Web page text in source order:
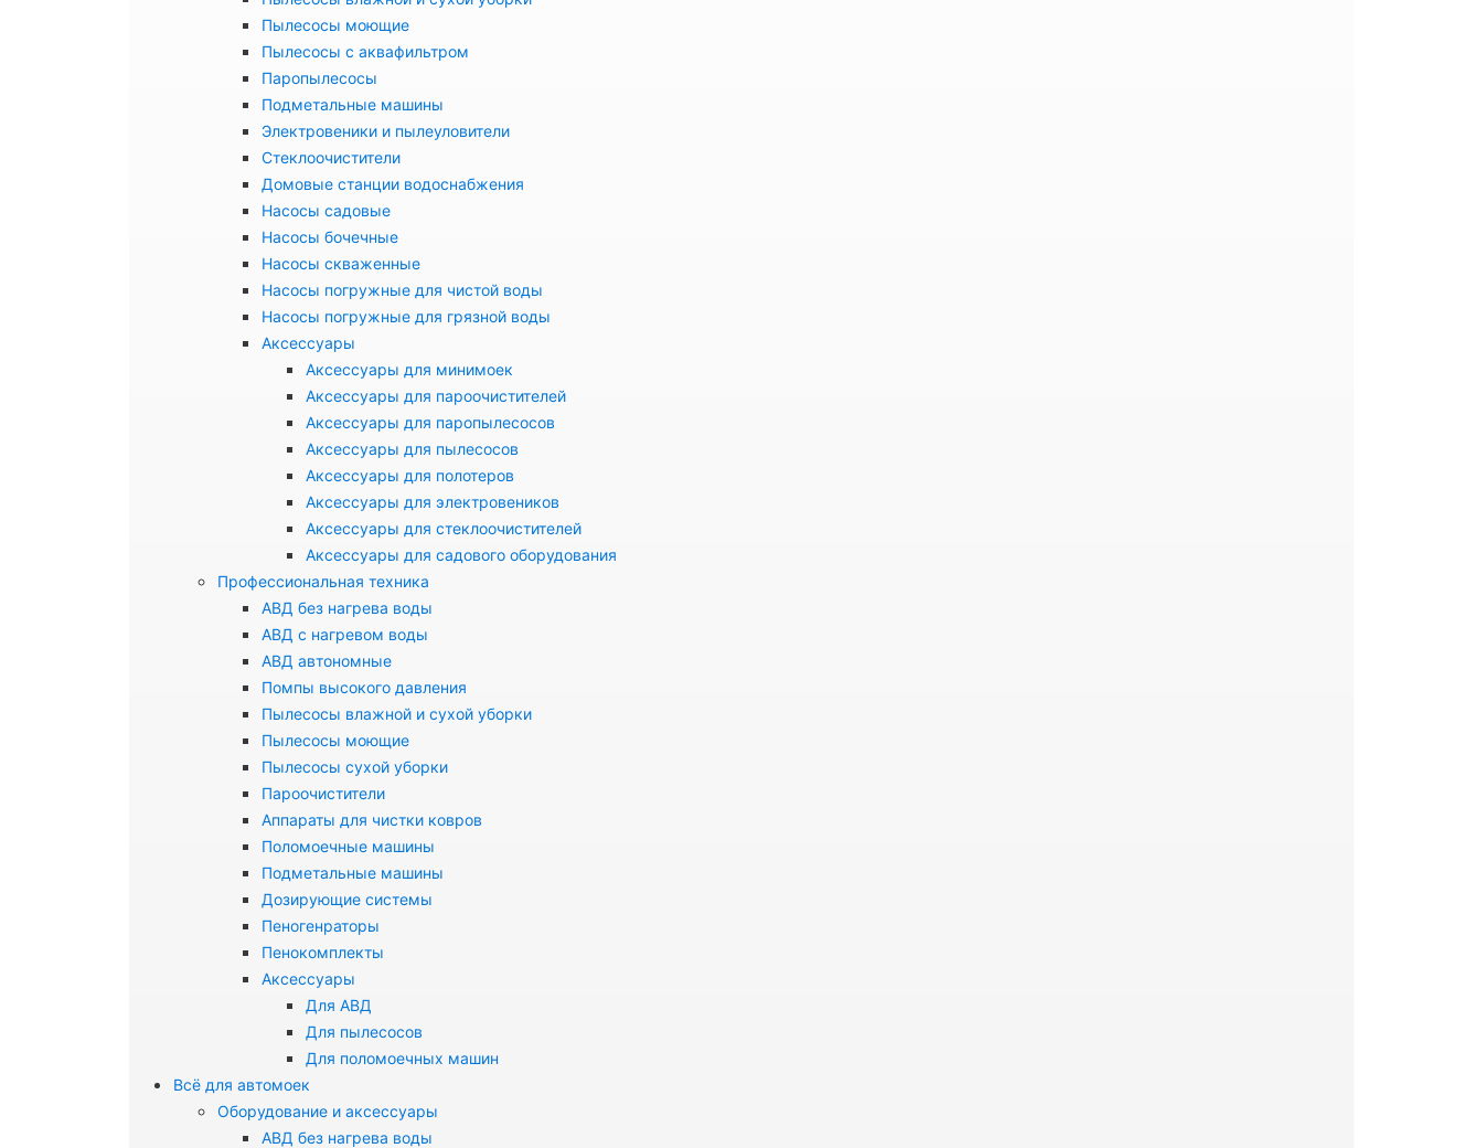
Пылесосы моющие
Пылесосы с аквафильтром
Паропылесосы
Подметальные машины
Электровеники и пылеуловители
Стеклоочистители
Домовые станции водоснабжения
Насосы садовые
Насосы бочечные
Насосы скваженные
Насосы погружные для чистой воды
Насосы погружные для грязной воды
Аксессуары
Аксессуары для минимоек
Аксессуары для пароочистителей
Аксессуары для паропылесосов
Аксессуары для пылесосов
Аксессуары для полотеров
Аксессуары для электровеников
Аксессуары для стеклоочистителей
Аксессуары для садового оборудования
Профессиональная техника
АВД без нагрева воды
АВД с нагревом воды
АВД автономные
Помпы высокого давления
Пылесосы влажной и сухой уборки
Пылесосы моющие
Пылесосы сухой уборки
Пароочистители
Аппараты для чистки ковров
Поломоечные машины
Подметальные машины
Дозирующие системы
Пеногенраторы
Пенокомплекты
Аксессуары
Для АВД
Для пылесосов
Для поломоечных машин
Всё для автомоек
Оборудование и аксессуары
АВД без нагрева воды